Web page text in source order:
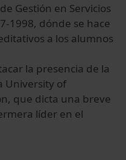
Gestión en Servicios
1998, dónde se hace
a los alumnos
la presencia de la
University of
que dicta una breve
líder en el